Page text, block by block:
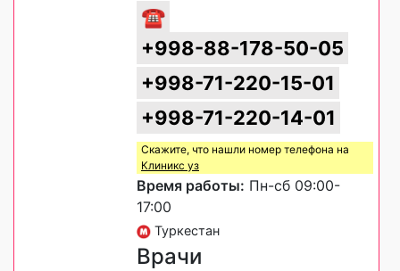
☎
+998-88-178-50-05
+998-71-220-15-01
+998-71-220-14-01
Скажите, что нашли номер телефона на
Клиникс уз
Время работы: Пн-сб 09:00-
17:00
Туркестан
Врачи